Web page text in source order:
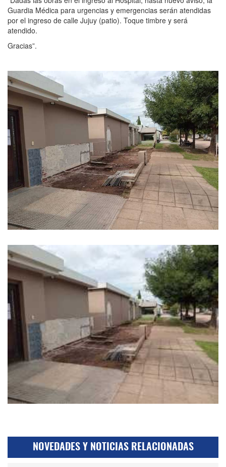
Guardia Médica para urgencias y emergencias serán atendidas
por el ingreso de calle Jujuy (patio). Toque timbre y será
atendido.
Gracias”.
NOVEDADES Y NOTICIAS RELACIONADAS